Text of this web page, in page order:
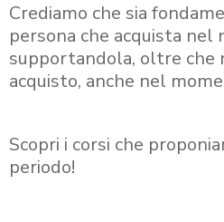
Crediamo che sia
persona che acquista nel
supportandola, oltre che
acquisto, anche nel
Scopri i corsi che
periodo!